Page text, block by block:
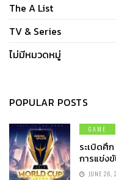
The A List
TV & Series
ไม่มีหมวดหมู่
POPULAR POSTS
GAME
ระเบิดศึ
การแข่ง
JUNE 26,